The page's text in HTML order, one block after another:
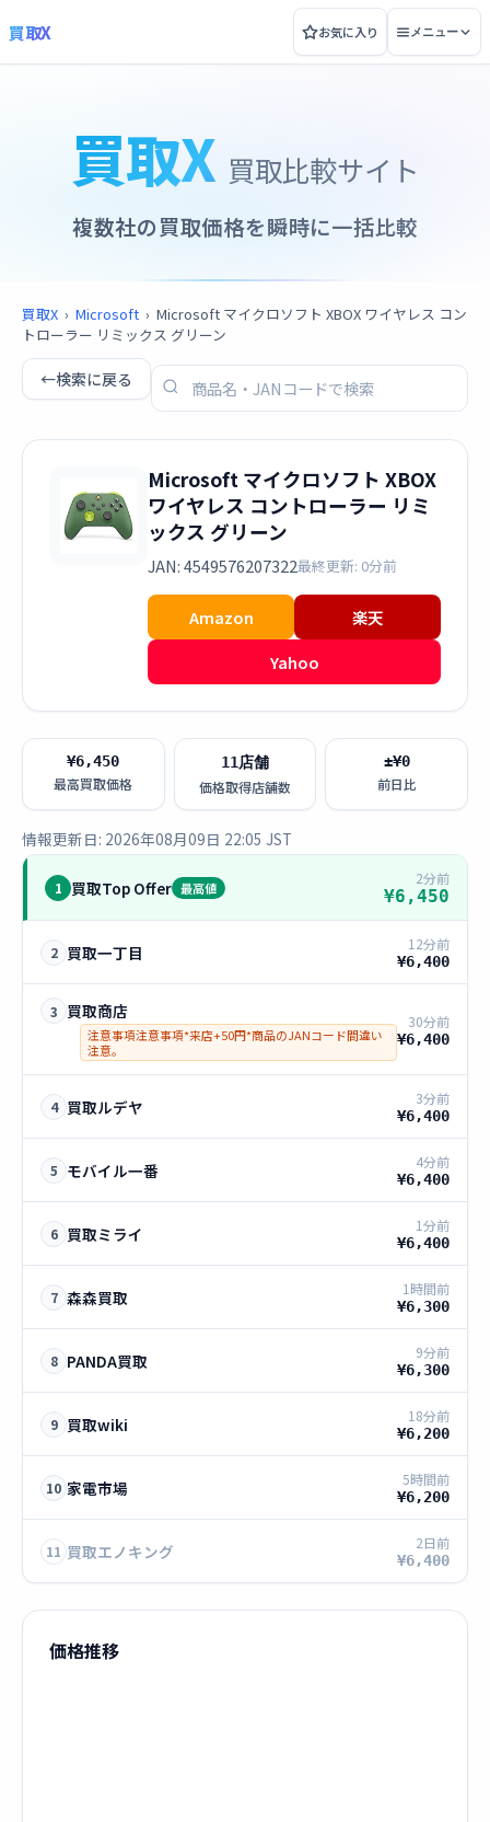
買取X お気に入り メニュー
買取X 買取比較サイト
複数社の買取価格を瞬時に一括比較
買取X › Microsoft › Microsoft マイクロソフト XBOX ワイヤレス コン
トローラー リミックス グリーン
←検索に戻る
Microsoft マイクロソフト XBOX
ワイヤレス コントローラー リミ
ックス グリーン
JAN: 4549576207322最終更新: 0分前
Amazon
楽天
Yahoo
¥6,450
最高買取価格
11店舗
価格取得店舗数
±¥0
前日比
情報更新日: 2026年08月09日 22:05 JST
1 買取Top Offer 最高値
2分前
¥6,450
2 買取一丁目 12分前
¥6,400
3 買取商店
注意事項注意事項*来店+50円*商品のJANコード間違い
注意。
30分前
¥6,400
4 買取ルデヤ 3分前
¥6,400
5 モバイル一番 4分前
¥6,400
6 買取ミライ 1分前
¥6,400
7 森森買取 1時間前
¥6,300
8 PANDA買取 9分前
¥6,300
9 買取wiki 18分前
¥6,200
10 家電市場 5時間前
¥6,200
11 買取エノキング 2日前
¥6,400
価格推移